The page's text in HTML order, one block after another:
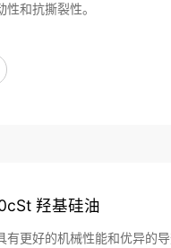
和抗撕裂性。
羟基硅油
有更好的机械性能和优异的导